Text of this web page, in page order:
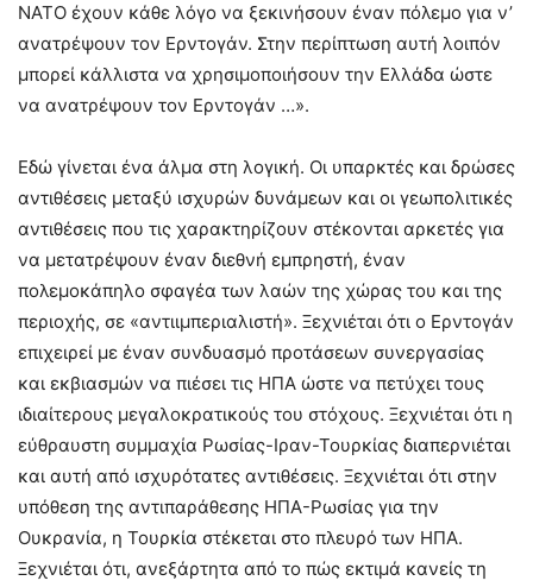
ΝΑΤΟ έχουν κάθε λόγο να ξεκινήσουν έναν πόλεμο για ν’
ανατρέψουν τον Ερντογάν. Στην περίπτωση αυτή λοιπόν
μπορεί κάλλιστα να χρησιμοποιήσουν την Ελλάδα ώστε
να ανατρέψουν τον Ερντογάν …».
Εδώ γίνεται ένα άλμα στη λογική. Οι υπαρκτές και δρώσες
αντιθέσεις μεταξύ ισχυρών δυνάμεων και οι γεωπολιτικές
αντιθέσεις που τις χαρακτηρίζουν στέκονται αρκετές για
να μετατρέψουν έναν διεθνή εμπρηστή, έναν
πολεμοκάπηλο σφαγέα των λαών της χώρας του και της
περιοχής, σε «αντιιμπεριαλιστή». Ξεχνιέται ότι ο Ερντογάν
επιχειρεί με έναν συνδυασμό προτάσεων συνεργασίας
και εκβιασμών να πιέσει τις ΗΠΑ ώστε να πετύχει τους
ιδιαίτερους μεγαλοκρατικούς του στόχους. Ξεχνιέται ότι η
εύθραυστη συμμαχία Ρωσίας-Ιραν-Τουρκίας διαπερνιέται
και αυτή από ισχυρότατες αντιθέσεις. Ξεχνιέται ότι στην
υπόθεση της αντιπαράθεσης ΗΠΑ-Ρωσίας για την
Ουκρανία, η Τουρκία στέκεται στο πλευρό των ΗΠΑ.
Ξεχνιέται ότι, ανεξάρτητα από το πώς εκτιμά κανείς τη